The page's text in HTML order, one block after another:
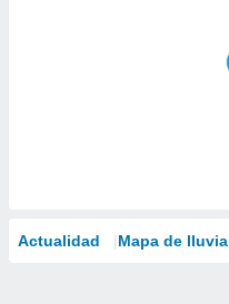
Actualidad Mapa de lluvia